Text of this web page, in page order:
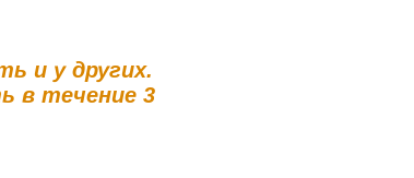
и у других.
в течение 3